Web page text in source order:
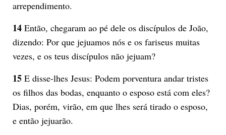
arrependimento.
14Então, chegaram ao pé dele os discípulos de João,
dizendo: Por que jejuamos nós e os fariseus muitas
vezes, e os teus discípulos não jejuam?
15E disse-lhes Jesus: Podem porventura andar tristes
os filhos das bodas, enquanto o esposo está com eles?
Dias, porém, virão, em que lhes será tirado o esposo,
e então jejuarão.